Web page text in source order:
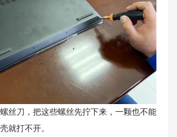
刀，把这些螺丝先拧下来，一颗也不能
就打不开。